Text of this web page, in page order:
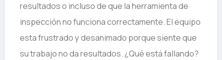
resultados o incluso de que la herramienta de
inspección no funciona correctamente. El equipo
esta frustrado y desanimado porque siente que
su trabajo no da resultados. ¿Qué está fallando?